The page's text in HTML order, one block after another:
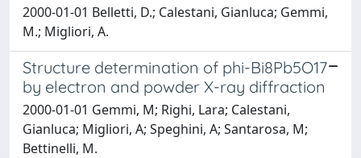
2000-01-01 Belletti, D.; Calestani, Gianluca; Gemmi,
M.; Migliori, A.
Structure determination of phi-Bi8Pb5O17
by electron and powder X-ray diffraction
2000-01-01 Gemmi, M; Righi, Lara; Calestani,
Gianluca; Migliori, A; Speghini, A; Santarosa, M;
Bettinelli, M.